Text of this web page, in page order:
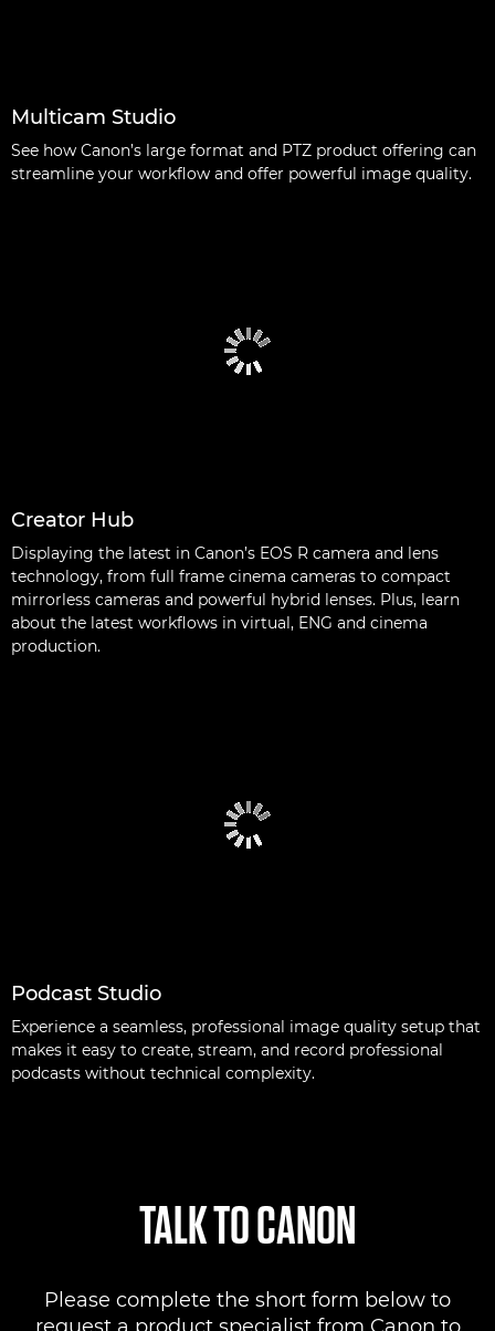
Multicam Studio
See how Canon’s large format and PTZ product offering can
streamline your workflow and offer powerful image quality.
Creator Hub
Displaying the latest in Canon’s EOS R camera and lens
technology, from full frame cinema cameras to compact
mirrorless cameras and powerful hybrid lenses. Plus, learn
about the latest workflows in virtual, ENG and cinema
production.
Podcast Studio
Experience a seamless, professional image quality setup that
makes it easy to create, stream, and record professional
podcasts without technical complexity.
TALK TO CANON
Please complete the short form below to